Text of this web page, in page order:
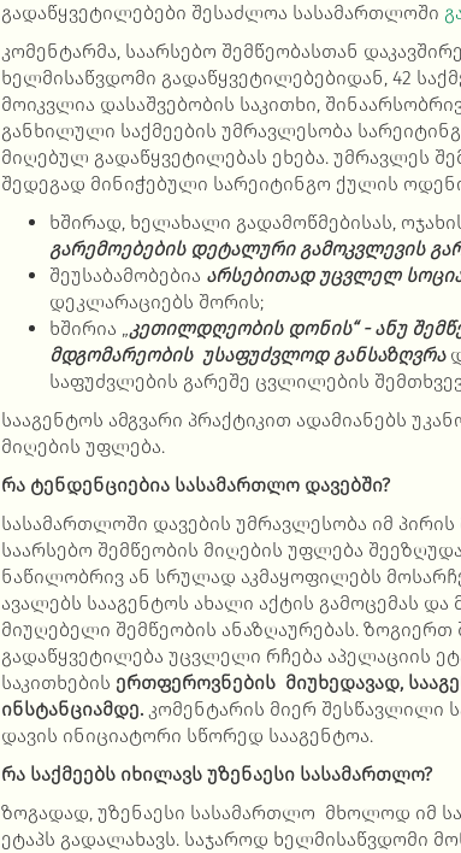
გადაწყვეტილებები შესაძლოა სასამართლოში
კომენტარმა, საარსებო შემწეობასთან
ხელმისაწვდომი გადაწყვეტილებებიდან, 42
მოიკვლია დასაშვებობის საკითხი,
განხილული საქმეების უმრავლესობა
მიღებულ გადაწყვეტილებას ეხება. უმრავლეს
შედეგად მინიჭებული სარეიტინგო ქულის
ხშირად, ხელახალი გადამოწმებისას,
გარემოებების დეტალური გამოკვლევის
შეუსაბამობებია არსებითად უცვლელ
დეკლარაციებს შორის;
ხშირია „კეთილდღეობის დონის“ - ანუ
მდგომარეობის უსაფუძვლოდ განსაზღვრა
საფუძვლების გარეშე ცვლილების
სააგენტოს ამგვარი პრაქტიკით ადამიანებს
მიღების უფლება.
რა ტენდენციებია სასამართლო დავებში?
სასამართლოში დავების უმრავლესობა იმ პირის
საარსებო შემწეობის მიღების უფლება
ნაწილობრივ ან სრულად აკმაყოფილებს
ავალებს სააგენტოს ახალი აქტის გამოცემას
მიუღებელი შემწეობის ანაზღაურებას. ზოგიერთ
გადაწყვეტილება უცვლელი რჩება აპელაციის
საკითხების ერთფეროვნების მიუხედავად,
ინსტანციამდე. კომენტარის მიერ შესწავლილი
დავის ინიციატორი სწორედ სააგენტოა.
რა საქმეებს იხილავს უზენაესი სასამართლო?
ზოგადად, უზენაესი სასამართლო მხოლოდ იმ
ეტაპს გადალახავს. საჯაროდ ხელმისაწვდომი